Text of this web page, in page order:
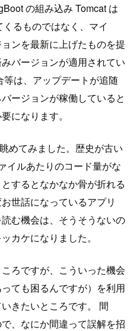
の組み込み Tomcat は
るものではなく、マイ
ンを最新に上げたものを提
バージョンが適用されてい
等は、アップデートが追随
ージョンが稼働していると
になります。
めてみました。歴史が古い
イルあたりのコード量がな
するとなかなか骨が折れる
世話になっているアプリ
む機会は、そうそうないの
カケになりました。
ろですが、こういった機会
ても困るんですが）を利用
きたいところです。 間
、なにか間違って誤解を招